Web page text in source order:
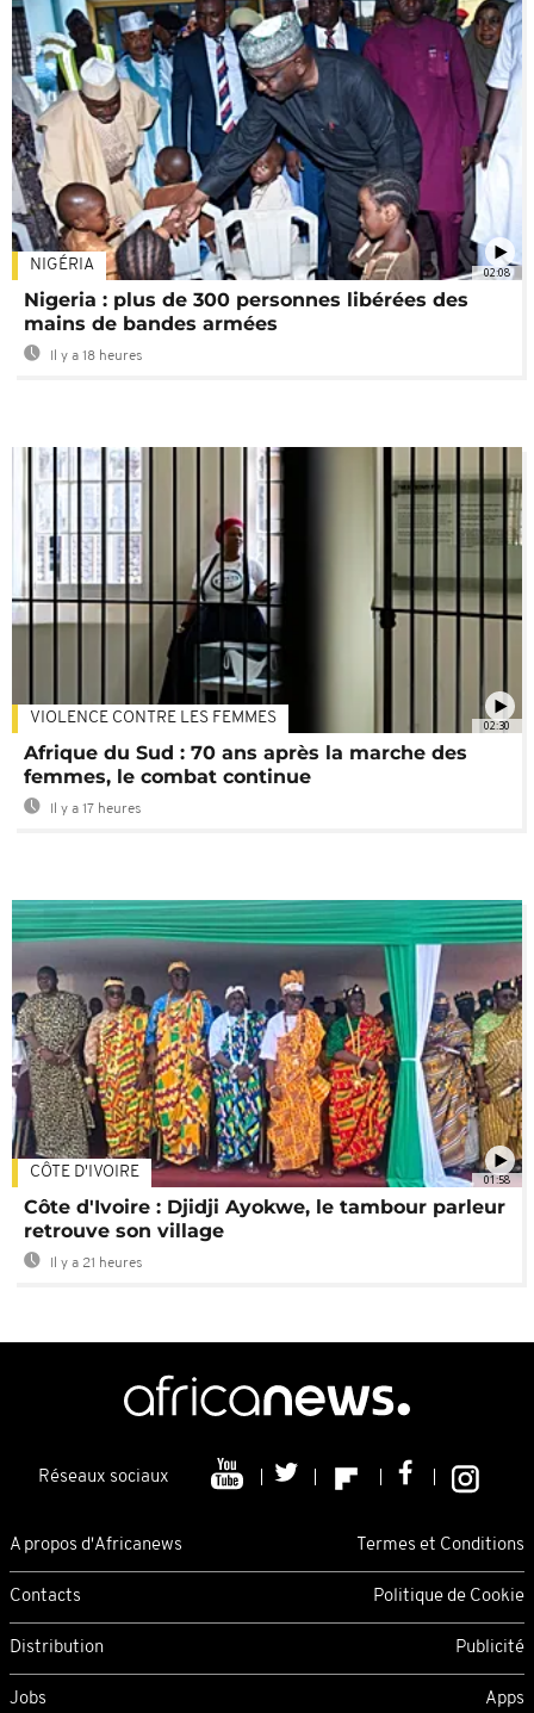
02:08
NIGÉRIA
Nigeria : plus de 300 personnes libérées des
mains de bandes armées
Il y a 18 heures
02:30
VIOLENCE CONTRE LES FEMMES
Afrique du Sud : 70 ans après la marche des
femmes, le combat continue
Il y a 17 heures
01:58
CÔTE D'IVOIRE
Côte d'Ivoire : Djidji Ayokwe, le tambour parleur
retrouve son village
Il y a 21 heures
Réseaux sociaux
A propos d'Africanews Termes et Conditions
Contacts Politique de Cookie
Distribution Publicité
Jobs Apps